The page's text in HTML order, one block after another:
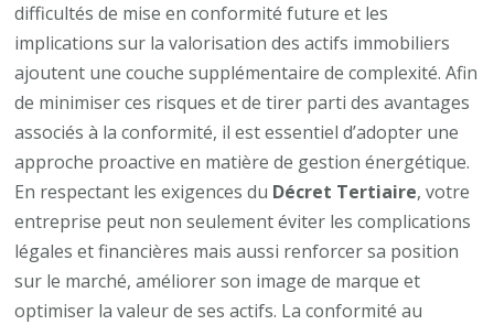
difficultés de mise en conformité future et les
implications sur la valorisation des actifs immobiliers
ajoutent une couche supplémentaire de complexité. Afin
de minimiser ces risques et de tirer parti des avantages
associés à la conformité, il est essentiel d’adopter une
approche proactive en matière de gestion énergétique.
En respectant les exigences du Décret Tertiaire, votre
entreprise peut non seulement éviter les complications
légales et financières mais aussi renforcer sa position
sur le marché, améliorer son image de marque et
optimiser la valeur de ses actifs. La conformité au